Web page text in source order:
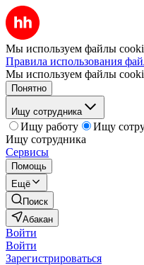
Мы используем файлы
Правила использования
Мы используем файлы
Понятно
Ищу сотрудника
Ищу работу
Ищу
Ищу сотрудника
Сервисы
Помощь
Ещё
Поиск
Абакан
Войти
Войти
Зарегистрироваться